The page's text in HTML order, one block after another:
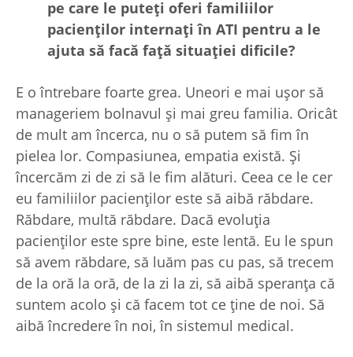
pe care le puteți oferi familiilor
pacienților internați în ATI pentru a le
ajuta să facă față situației dificile?
E o întrebare foarte grea. Uneori e mai ușor să
manageriem bolnavul și mai greu familia. Oricât
de mult am încerca, nu o să putem să fim în
pielea lor. Compasiunea, empatia există. Și
încercăm zi de zi să le fim alături. Ceea ce le cer
eu familiilor pacienților este să aibă răbdare.
Răbdare, multă răbdare. Dacă evoluția
pacienților este spre bine, este lentă. Eu le spun
să avem răbdare, să luăm pas cu pas, să trecem
de la oră la oră, de la zi la zi, să aibă speranța că
suntem acolo și că facem tot ce ține de noi. Să
aibă încredere în noi, în sistemul medical.